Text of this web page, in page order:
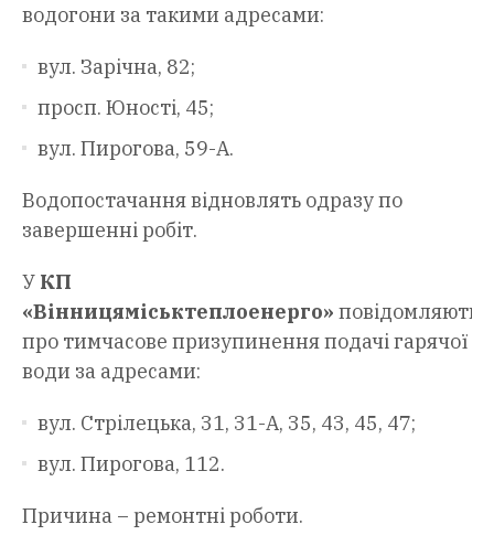
водогони за такими адресами:
вул. Зарічна, 82;
просп. Юності, 45;
вул. Пирогова, 59-А.
Водопостачання відновлять одразу по
завершенні робіт.
У КП
«Вінницяміськтеплоенерго» повідомляють
про тимчасове призупинення подачі гарячої
води за адресами:
вул. Стрілецька, 31, 31-А, 35, 43, 45, 47;
вул. Пирогова, 112.
Причина – ремонтні роботи.